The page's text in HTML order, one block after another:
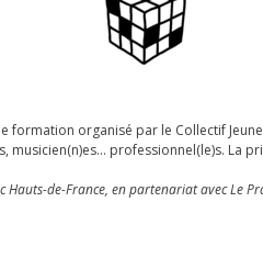
formation organisé par le Collectif
musicien(n)es… professionnel(le)s. La
Hauts-de-France, en partenariat avec Le